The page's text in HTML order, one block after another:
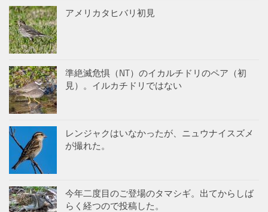
アメリカタヒバリ初見
準絶滅危惧（NT）のイカルチドリのペア（初
見）。イルカチドリではない
レンジャクはいなかったが、ニュウナイスズメ
が撮れた。
今年二度目のご登場のタマシギ。出てからしば
らく経つので投稿した。